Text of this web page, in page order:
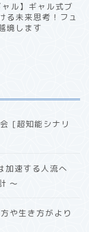
ル】ギャル式ブ
る未来思考！フュ
境します
[超知能シナリ
加速する人流へ
〜
や生き方がより